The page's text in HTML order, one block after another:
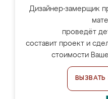
Дизайнер-замерщик
проведёт
составит проект и
стоимости